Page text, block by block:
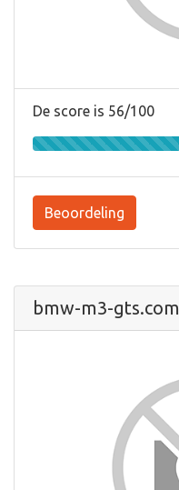
De score is 56/100
Beoordeling
bmw-m3-gts.com